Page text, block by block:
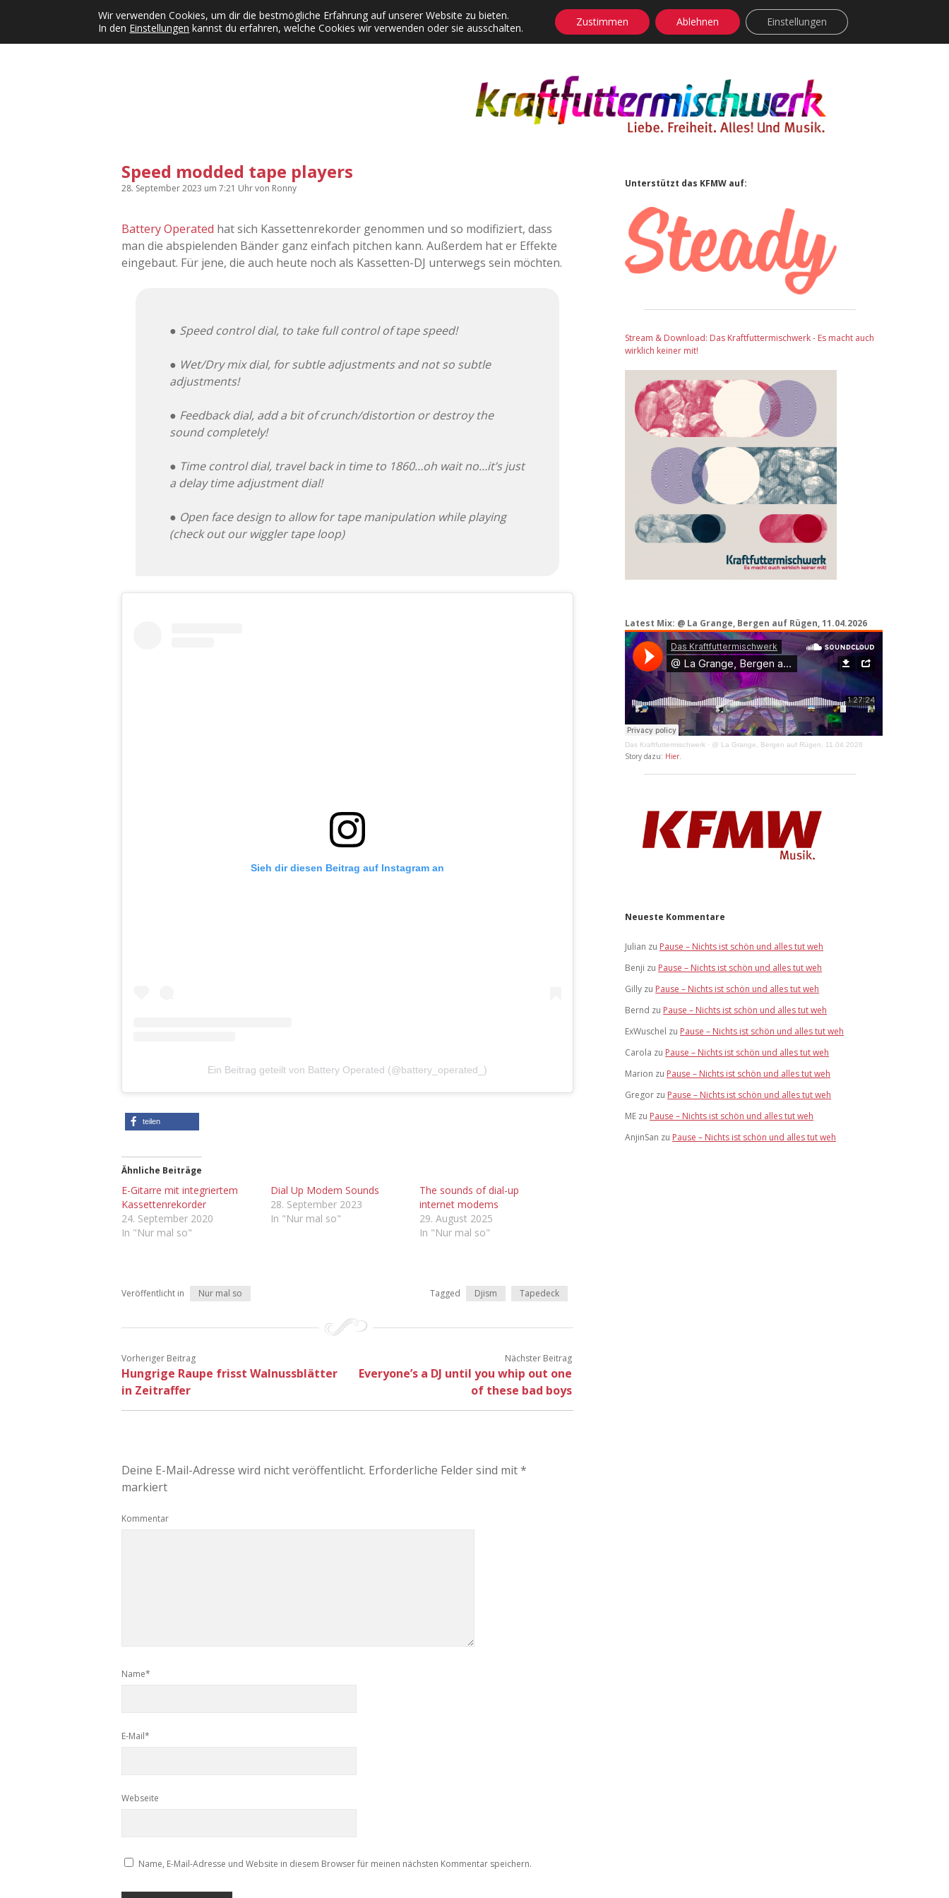
Kategorien Dropdown-Menü öffnen
KFMW-Disco Dates Instagrams Contact Adventskalender Dropdown-Menü öffnen facebook
instagram
rss soundcloud
vimeoBluesky
Speed modded tape players
28. September 2023 um 7:21 Uhrvon Ronny
Battery Operated hat sich Kassettenrekorder genommen und so modifiziert, dass
man die abspielenden Bänder ganz einfach pitchen kann. Außerdem hat er Effekte
eingebaut. Für jene, die auch heute noch als Kassetten-DJ unterwegs sein möchten.
● Speed control dial, to take full control of tape speed!
● Wet/Dry mix dial, for subtle adjustments and not so subtle
adjustments!
● Feedback dial, add a bit of crunch/distortion or destroy the
sound completely!
● Time control dial, travel back in time to 1860…oh wait no…it’s just
a delay time adjustment dial!
● Open face design to allow for tape manipulation while playing
(check out our wiggler tape loop)
Sieh dir diesen Beitrag auf Instagram an
Ein Beitrag geteilt von Battery Operated (@battery_operated_)
teilen
Ähnliche Beiträge
E-Gitarre mit integriertem
Kassettenrekorder
24. September 2020
In "Nur mal so"
Dial Up Modem Sounds
28. September 2023
In "Nur mal so"
The sounds of dial-up
internet modems
29. August 2025
In "Nur mal so"
Veröffentlicht in Nur mal so Tagged Djism Tapedeck
Vorheriger Beitrag
Hungrige Raupe frisst Walnussblätter
in Zeitraffer
Nächster Beitrag
Everyone’s a DJ until you whip out one
of these bad boys
Deine E-Mail-Adresse wird nicht veröffentlicht. Erforderliche Felder sind mit*
markiert
Kommentar
Name*
E-Mail*
Webseite
Name, E-Mail-Adresse und Website in diesem Browser für meinen nächsten Kommentar speichern.
Sidebar
Unterstützt das KFMW auf:
Stream & Download: Das Kraftfuttermischwerk - Es macht auch
wirklich keiner mit!
Latest Mix: @ La Grange, Bergen auf Rügen, 11.04.2026
Das Kraftfuttermischwerk · @ La Grange, Bergen auf Rügen, 11.04.2026
Story dazu: Hier.
Neueste Kommentare
Julian zu Pause – Nichts ist schön und alles tut weh
Benji zu Pause – Nichts ist schön und alles tut weh
Gilly zu Pause – Nichts ist schön und alles tut weh
Bernd zu Pause – Nichts ist schön und alles tut weh
ExWuschel zu Pause – Nichts ist schön und alles tut weh
Carola zu Pause – Nichts ist schön und alles tut weh
Marion zu Pause – Nichts ist schön und alles tut weh
Gregor zu Pause – Nichts ist schön und alles tut weh
ME zu Pause – Nichts ist schön und alles tut weh
AnjinSan zu Pause – Nichts ist schön und alles tut weh
Wir verwenden Cookies, um dir die bestmögliche Erfahrung auf unserer Website zu bieten.
In den Einstellungen kannst du erfahren, welche Cookies wir verwenden oder sie ausschalten. Zustimmen Ablehnen Einstellungen